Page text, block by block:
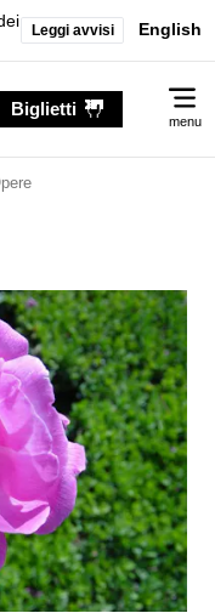
Leggi avvisi English
Biglietti
menu